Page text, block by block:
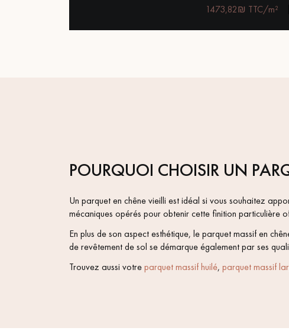
1473,82₪ TTC/m²
POURQUOI CHOISIR UN
Un parquet en chêne vieilli est idéal si vous souhaitez
mécaniques opérés pour obtenir cette finition particulière
En plus de son aspect esthétique, le parquet massif en
de revêtement de sol se démarque également par ses
Trouvez aussi votreparquet massif huilé, parquet massif